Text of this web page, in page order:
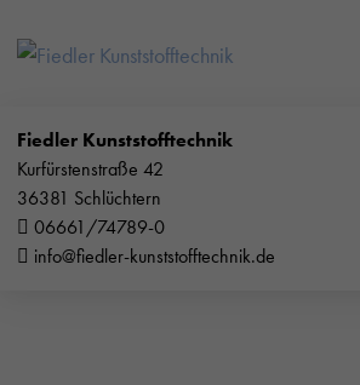
Fiedler Kunststofftechnik
Kurfürstenstraße 42
36381 Schlüchtern
06661/74789-0
info@fiedler-kunststofftechnik.de